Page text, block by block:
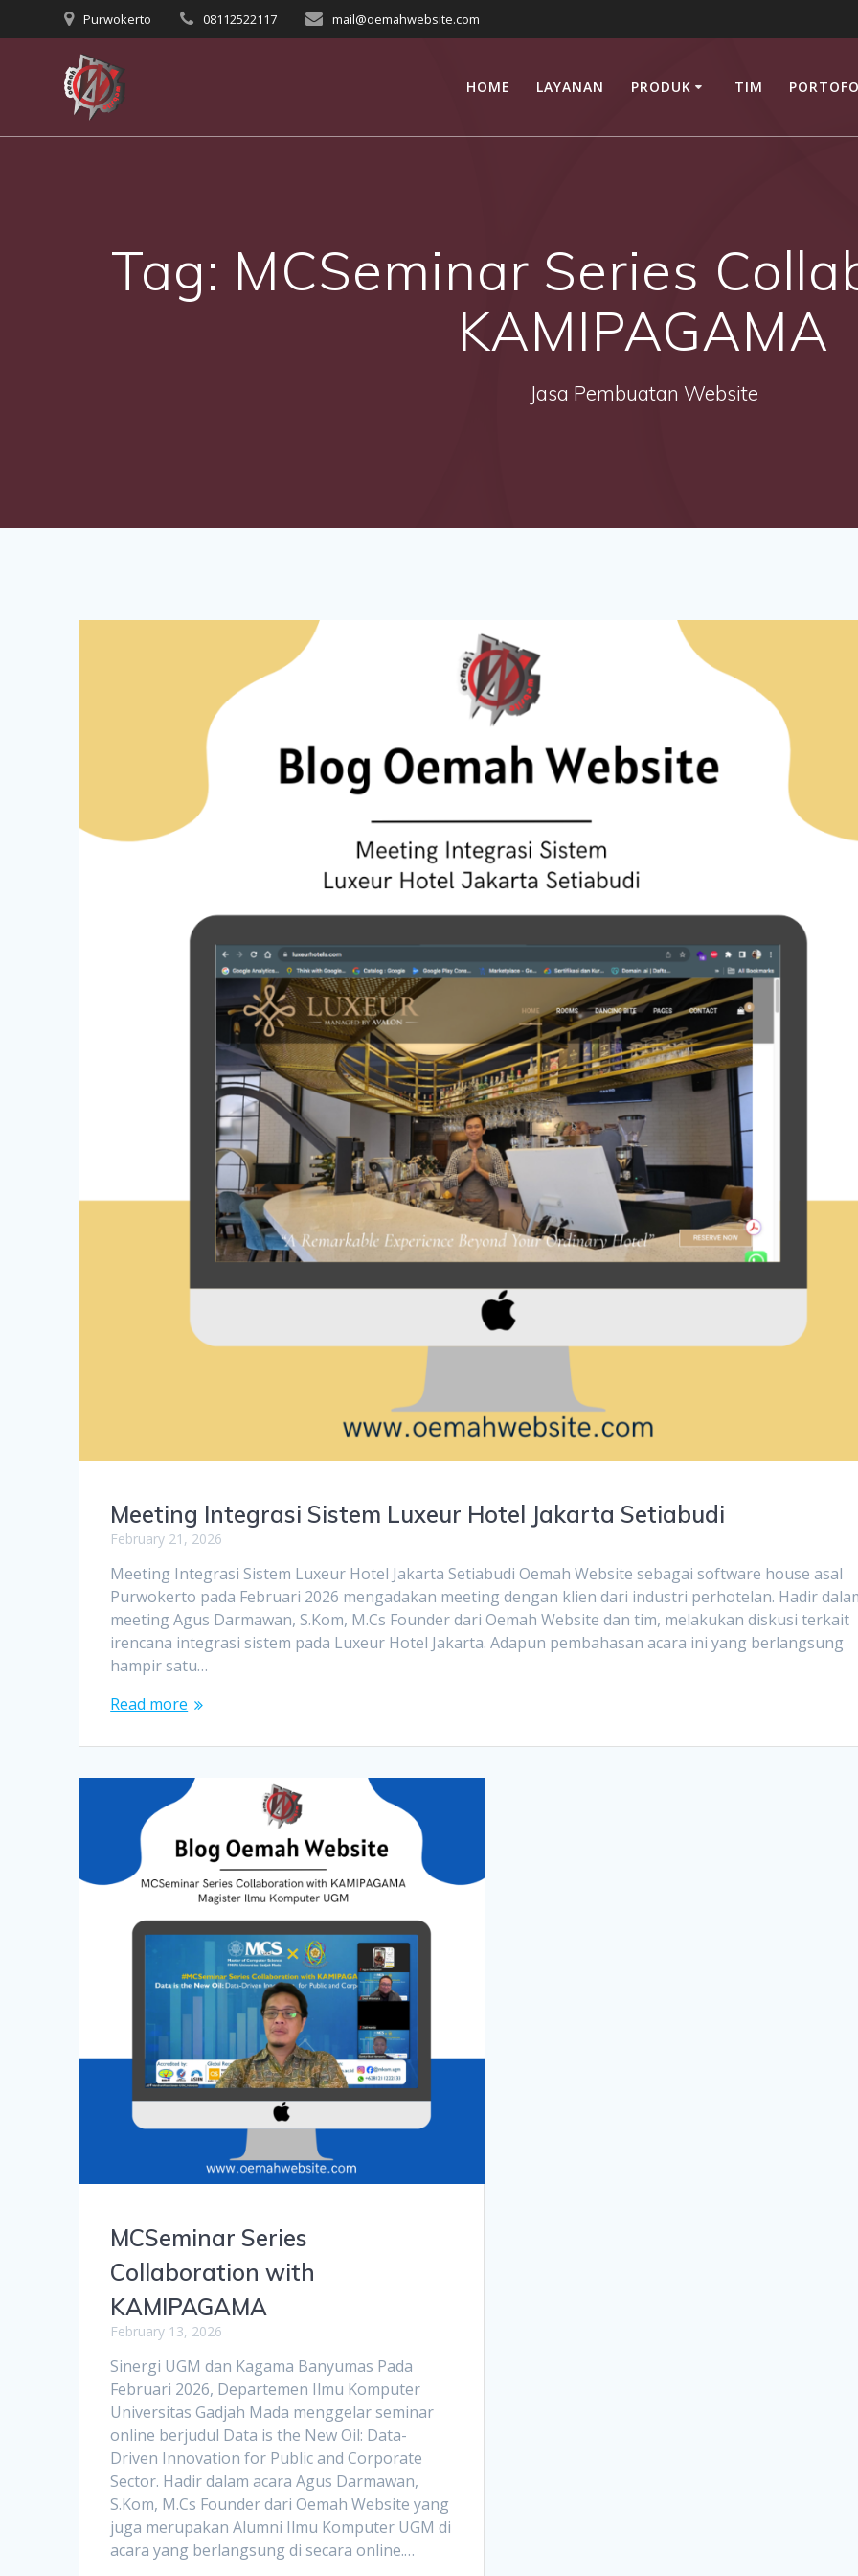
to
Purwokerto 08112522117 mail@oemahwebsite.com
HOME LAYANAN PRODUK TIM
Tag: MCSeminar Series
KAMIPAGAMA
Jasa Pembuatan Website
Meeting Integrasi Sistem Luxeur Hotel Jakarta Setiabudi
February 21, 2026
Meeting Integrasi Sistem Luxeur Hotel Jakarta Setiabudi Oemah Website sebagai software house asal
Purwokerto pada Februari 2026 mengadakan meeting dengan klien dari industri perhotelan. Hadir
meeting Agus Darmawan, S.Kom, M.Cs Founder dari Oemah Website dan tim, melakukan diskusi terkait
irencana integrasi sistem pada Luxeur Hotel Jakarta. Adapun pembahasan acara ini yang berlangsung
hampir satu…
Read more
MCSeminar Series
Collaboration with
KAMIPAGAMA
February 13, 2026
Sinergi UGM dan Kagama Banyumas Pada
Februari 2026, Departemen Ilmu Komputer
Universitas Gadjah Mada menggelar seminar
online berjudul Data is the New Oil: Data-
Driven Innovation for Public and Corporate
Sector. Hadir dalam acara Agus Darmawan,
S.Kom, M.Cs Founder dari Oemah Website yang
juga merupakan Alumni Ilmu Komputer UGM di
acara yang berlangsung di secara online.…